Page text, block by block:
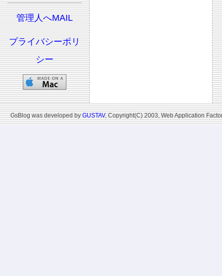
管理人へMAIL
プライバシーポリ
シー
GsBlog was developed byGUSTAV, Copyright(C) 2003, Web Application